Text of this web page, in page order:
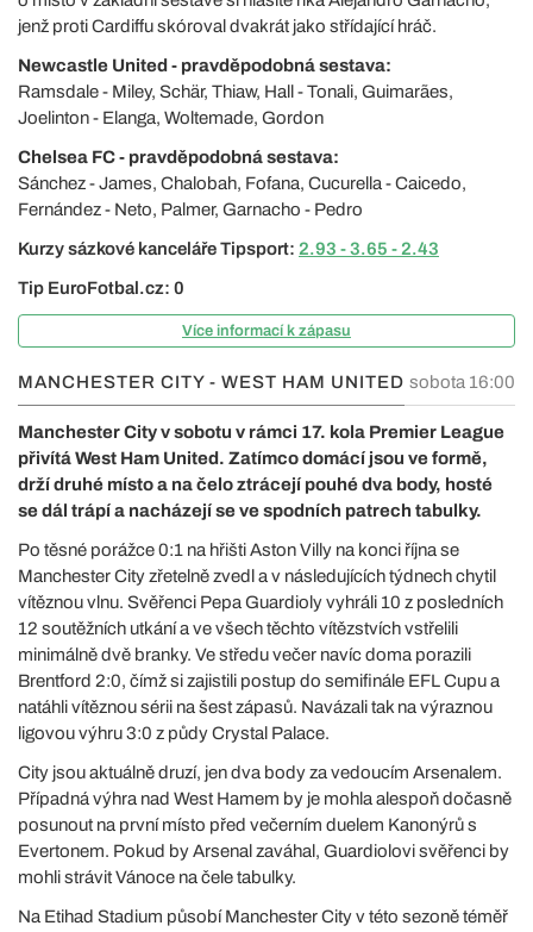
jenž proti Cardiffu skóroval dvakrát jako střídající hráč.
Newcastle United - pravděpodobná sestava:
Ramsdale - Miley, Schär, Thiaw, Hall - Tonali, Guimarães,
Joelinton - Elanga, Woltemade, Gordon
Chelsea FC - pravděpodobná sestava:
Sánchez - James, Chalobah, Fofana, Cucurella - Caicedo,
Fernández - Neto, Palmer, Garnacho - Pedro
Kurzy sázkové kanceláře Tipsport: 2.93 - 3.65 - 2.43
Tip EuroFotbal.cz: 0
Více informací k zápasu
MANCHESTER CITY - WEST HAM UNITED sobota 16:00
Manchester City v sobotu v rámci 17. kola Premier League
přivítá West Ham United. Zatímco domácí jsou ve formě,
drží druhé místo a na čelo ztrácejí pouhé dva body, hosté
se dál trápí a nacházejí se ve spodních patrech tabulky.
Po těsné porážce 0:1 na hřišti Aston Villy na konci října se
Manchester City zřetelně zvedl a v následujících týdnech chytil
vítěznou vlnu. Svěřenci Pepa Guardioly vyhráli 10 z posledních
12 soutěžních utkání a ve všech těchto vítězstvích vstřelili
minimálně dvě branky. Ve středu večer navíc doma porazili
Brentford 2:0, čímž si zajistili postup do semifinále EFL Cupu a
natáhli vítěznou sérii na šest zápasů. Navázali tak na výraznou
ligovou výhru 3:0 z půdy Crystal Palace.
City jsou aktuálně druzí, jen dva body za vedoucím Arsenalem.
Případná výhra nad West Hamem by je mohla alespoň dočasně
posunout na první místo před večerním duelem Kanonýrů s
Evertonem. Pokud by Arsenal zaváhal, Guardiolovi svěřenci by
mohli strávit Vánoce na čele tabulky.
Na Etihad Stadium působí Manchester City v této sezoně téměř